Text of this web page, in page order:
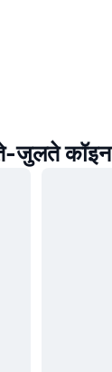
जुलते कॉइन